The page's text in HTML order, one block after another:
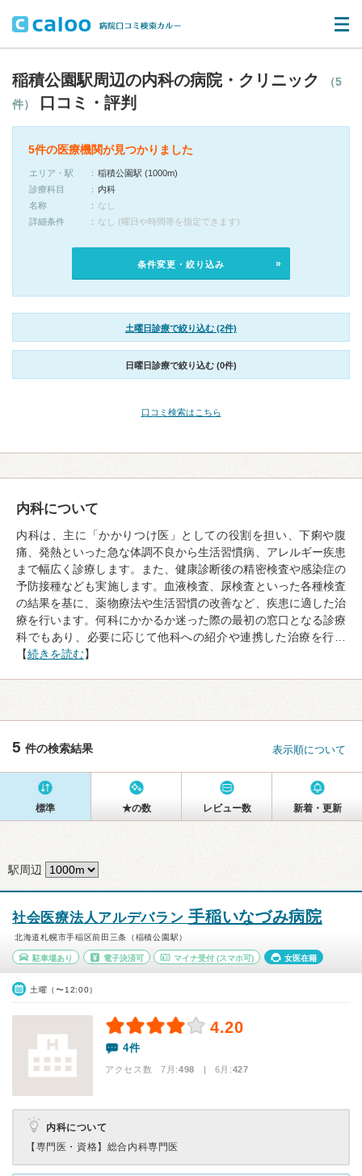
稲積公園駅周辺の内科の病院・クリニック
（5
件）
口コミ・評判
5件の医療機関が見つかりました
エリア・駅
稲積公園駅 (1000m)
診療科目
内科
名称
なし
詳細条件
なし (曜日や時間帯を指定できます)
条件変更・絞り込み
土曜日診療で絞り込む (2件)
日曜日診療で絞り込む (0件)
口コミ検索はこちら
内科について
内科は、主に「かかりつけ医」としての役割を担い、下痢や腹
痛、発熱といった急な体調不良から生活習慣病、アレルギー疾患
まで幅広く診療します。また、健康診断後の精密検査や感染症の
予防接種なども実施します。血液検査、尿検査といった各種検査
の結果を基に、薬物療法や生活習慣の改善など、疾患に適した治
療を行います。何科にかかるか迷った際の最初の窓口となる診療
科でもあり、必要に応じて他科への紹介や連携した治療を行…
【続きを読む】
5 件の検索結果 表示順について
標準 ★の数 レビュー数 新着・更新
駅周辺
社会医療法人アルデバラン手稲いなづみ病院
北海道札幌市手稲区前田三条（稲積公園駅）
駐車場あり 電子決済可 マイナ受付 (スマホ可) 女医在籍
土曜（〜12:00）
4.20
4件
アクセス数 7月:498 | 6月:427
内科について
【専門医・資格】 総合内科専門医